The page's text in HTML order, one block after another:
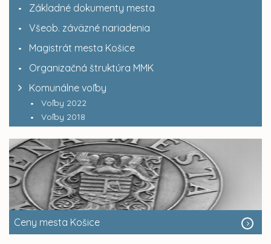
Základné dokumenty mesta
Všeob. záväzné nariadenia
Magistrát mesta Košice
Organizačná štruktúra MMK
Komunálne voľby
Voľby 2022
Voľby 2018
Ceny mesta Košice